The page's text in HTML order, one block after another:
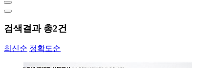
검색결과 총2건
최신순 정확도순